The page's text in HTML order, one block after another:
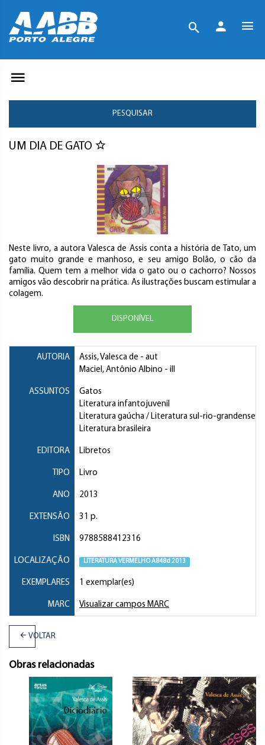
PESQUISAR
UM DIA DE GATO
Neste livro, a autora Valesca de Assis conta a história de Tato, um
gato muito grande e manhoso, e seu amigo Bolão, o cão da
família. Quem tem a melhor vida o gato ou o cachorro? Nossos
amigos vão descobrir na prática. As ilustrações buscam estimular a
colagem.
DISPONÍVEL
AUTORIA Assis, Valesca de - aut
Maciel, Antônio Albino - ill
ASSUNTOS
Gatos
Literatura infantojuvenil
Literatura gaúcha / Literatura sul-rio-grandense
Literatura brasileira
EDITORA Libretos
TIPO Livro
ANO 2013
EXTENSÃO 31 p.
ISBN 9788588412316
LOCALIZAÇÃO LITERATURA VERMELHO A848d 2013
EXEMPLARES 1 exemplar(es)
MARC Visualizar campos MARC
VOLTAR
Obras relacionadas